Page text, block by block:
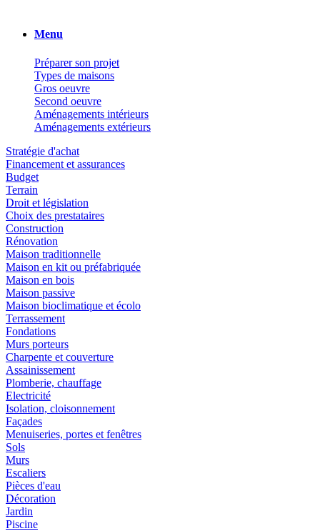
Menu
Préparer son projet
Types de maisons
Gros oeuvre
Second oeuvre
Aménagements intérieurs
Aménagements extérieurs
Stratégie d'achat
Financement et assurances
Budget
Terrain
Droit et législation
Choix des prestataires
Construction
Rénovation
Maison traditionnelle
Maison en kit ou préfabriquée
Maison en bois
Maison passive
Maison bioclimatique et écolo
Terrassement
Fondations
Murs porteurs
Charpente et couverture
Assainissement
Plomberie, chauffage
Electricité
Isolation, cloisonnement
Façades
Menuiseries, portes et fenêtres
Sols
Murs
Escaliers
Pièces d'eau
Décoration
Jardin
Piscine